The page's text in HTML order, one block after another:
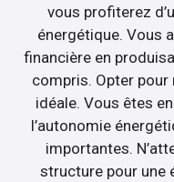
vous profiterez
énergétique. Vous
financière en
compris. Opter
idéale. Vous êtes
l’autonomie
importantes.
structure pour une